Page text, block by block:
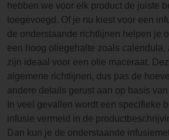
hebben we voor elk product de juiste
toegevoegd. Of je nu kiest voor een
de onderstaande richtlijnen helpen je
een hoog oliegehalte zoals calendula,
zijn ideaal voor een olie maceraat.
algemene richtlijnen, dus pas de
andere details gerust aan op basis
In veel gevallen wordt een specifieke
infusie vermeld in de
Dan kun je de onderstaande